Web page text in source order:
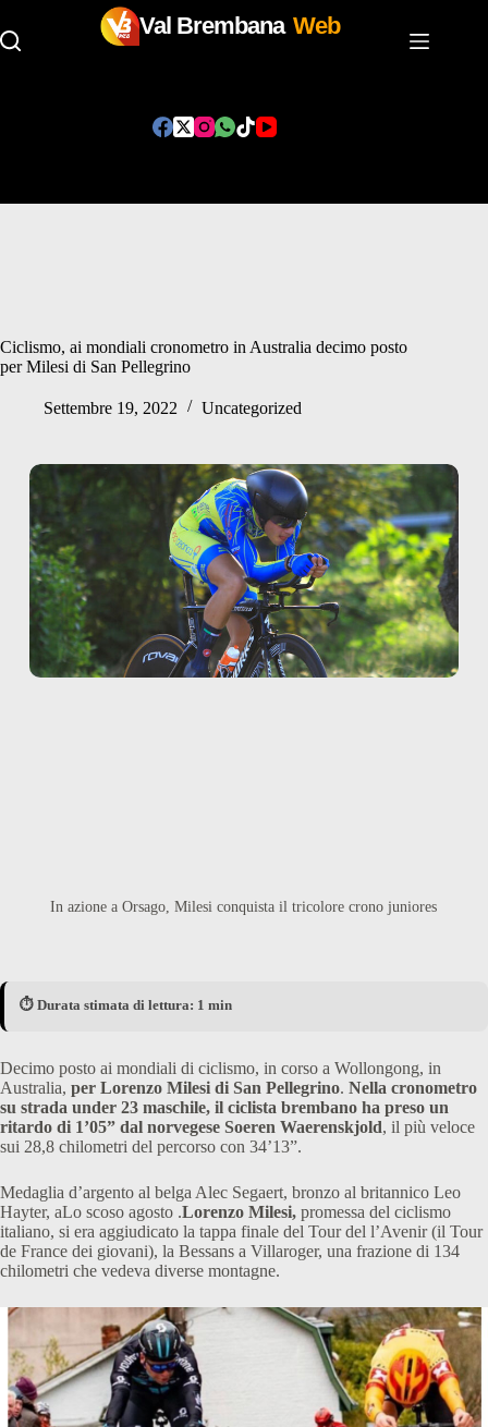
Val Brembana Web
Ciclismo, ai mondiali cronometro in Australia decimo posto
per Milesi di San Pellegrino
Settembre 19, 2022 Uncategorized
In azione a Orsago, Milesi conquista il tricolore crono juniores
⏱️ Durata stimata di lettura: 1 min
Decimo posto ai mondiali di ciclismo, in corso a Wollongong, in
Australia, per Lorenzo Milesi di San Pellegrino. Nella cronometro
su strada under 23 maschile, il ciclista brembano ha preso un
ritardo di 1’05” dal norvegese Soeren Waerenskjold, il più veloce
sui 28,8 chilometri del percorso con 34’13”.
Medaglia d’argento al belga Alec Segaert, bronzo al britannico Leo
Hayter, aLo scoso agosto .Lorenzo Milesi, promessa del ciclismo
italiano, si era aggiudicato la tappa finale del Tour del l’Avenir (il Tour
de France dei giovani), la Bessans a Villaroger, una frazione di 134
chilometri che vedeva diverse montagne.